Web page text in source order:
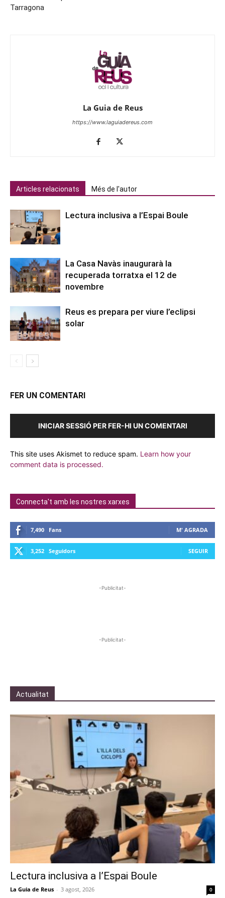
Tarragona
La Guia de Reus
https://www.laguiadereus.com
Articles relacionats Més de l'autor
Lectura inclusiva a l’Espai Boule
La Casa Navàs inaugurarà la
recuperada torratxa el 12 de
novembre
Reus es prepara per viure l’eclipsi
solar
FER UN COMENTARI
INICIAR SESSIÓ PER FER-HI UN COMENTARI
This site uses Akismet to reduce spam. Learn how your
comment data is processed.
Connecta't amb les nostres xarxes
7,490 Fans M' AGRADA
3,252 Seguidors SEGUIR
-Publicitat-
-Publicitat-
Actualitat
Lectura inclusiva a l’Espai Boule
La Guia de Reus - 3 agost, 2026 0